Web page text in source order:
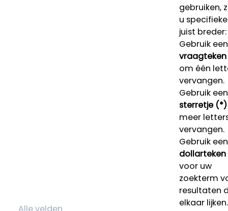
gebruiken,
u
juist breder:
Gebruik een
om één
vervangen.
Gebruik een
sterretje (*)
meer
vervangen.
Gebruik een
voor uw
zoekterm
resultaten
elkaar lijken.